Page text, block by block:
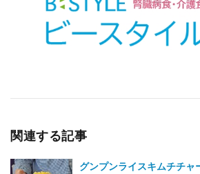
関連する記事
グンプンライスキムチチャ